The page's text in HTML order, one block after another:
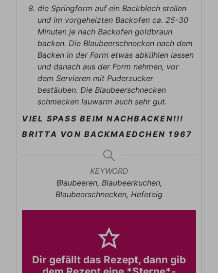
die Springform auf ein Backblech stellen
und im vorgeheizten Backofen ca. 25-30
Minuten je nach Backofen goldbraun
backen. Die Blaubeerschnecken nach dem
Backen in der Form etwas abkühlen lassen
und danach aus der Form nehmen, vor
dem Servieren mit Puderzucker
bestäuben. Die Blaubeerschnecken
schmecken lauwarm auch sehr gut.
VIEL SPASS BEIM NACHBACKEN!!!
BRITTA VON BACKMAEDCHEN 1967
KEYWORD
Blaubeeren, Blaubeerkuchen,
Blaubeerschnecken, Hefeteig
Dir gefällt das Rezept, dann gib